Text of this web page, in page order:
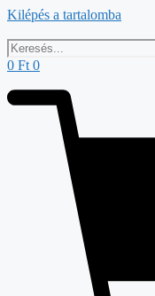
Kilépés a tartalomba
0 Ft 0